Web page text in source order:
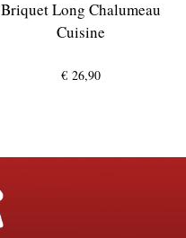
Briquet Long Chalumeau
Cuisine
€ 26,90